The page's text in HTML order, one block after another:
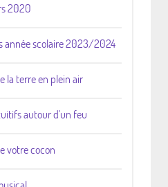
2020
année scolaire 2023/2024
la terre en plein air
autour d'un feu
votre cocon